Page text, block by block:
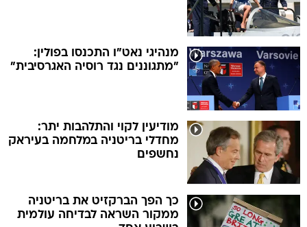
מנהיגי נאט"ו התכנסו בפולין:
"מתגוננים נגד רוסיה האגרסיבית"
מודיעין לקוי והתלהבות יתר:
מחדלי בריטניה במלחמה בעיראק
נחשפים
כך הפך הברקזיט את בריטניה
ממקור השראה לבדיחה עולמית